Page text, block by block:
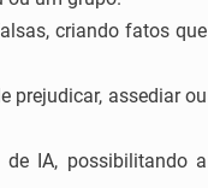
criando fatos que
prejudicar, assediar ou
IA, possibilitando a